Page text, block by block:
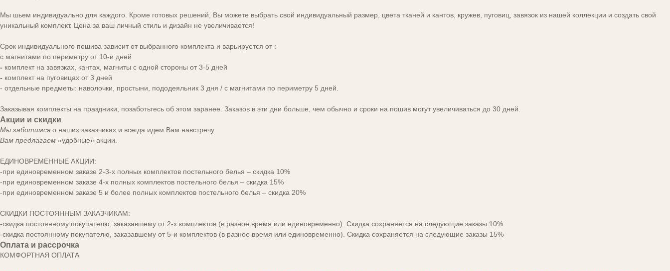
Мы шьем индивидуально для каждого. Кроме готовых решений, Вы можете выбрать свой индивидуальный размер, цвета тканей и кантов, кружев, пуговиц, завязок из нашей коллекции и создать свой
уникальный комплект. Цена за ваш личный стиль и дизайн не увеличивается!
Срок индивидуального пошива зависит от выбранного комплекта и варьируется от :
с магнитами по периметру от 10-и дней
- комплект на завязках, кантах, магниты с одной стороны от 3-5 дней
- комплект на пуговицах от 3 дней
- отдельные предметы: наволочки, простыни, пододеяльник 3 дня / с магнитами по периметру 5 дней.
Заказывая комплекты на праздники, позаботьтесь об этом заранее. Заказов в эти дни больше, чем обычно и сроки на пошив могут увеличиваться до 30 дней.
Акции и скидки
Мы заботимся о наших заказчиках и всегда идем Вам навстречу.
Вам предлагаем «удобные» акции.
ЕДИНОВРЕМЕННЫЕ АКЦИИ:
-при единовременном заказе 2-3-х полных комплектов постельного белья – скидка 10%
-при единовременном заказе 4-х полных комплектов постельного белья – скидка 15%
-при единовременном заказе 5 и более полных комплектов постельного белья – скидка 20%
СКИДКИ ПОСТОЯННЫМ ЗАКАЗЧИКАМ:
-скидка постоянному покупателю, заказавшему от 2-х комплектов (в разное время или единовременно). Скидка сохраняется на следующие заказы 10%
-скидка постоянному покупателю, заказавшему от 5-и комплектов (в разное время или единовременно). Скидка сохраняется на следующие заказы 15%
Оплата и рассрочка
КОМФОРТНАЯ ОПЛАТА